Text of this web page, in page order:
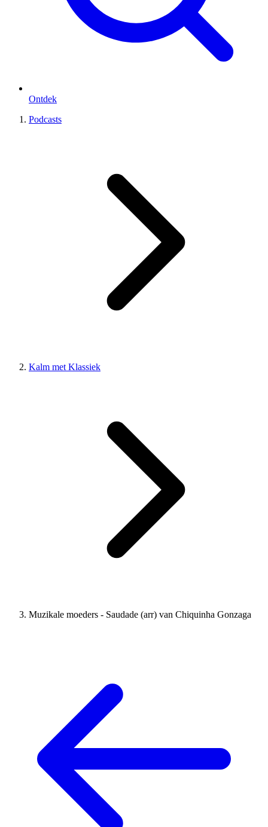
Ontdek
Podcasts
Kalm met Klassiek
Muzikale moeders - Saudade (arr) van Chiquinha Gonzaga